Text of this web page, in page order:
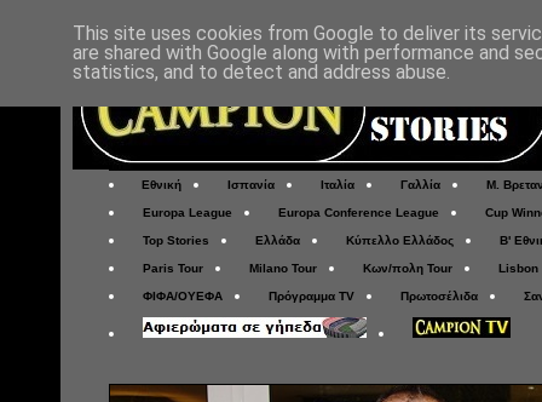
Εθνική Ισπανία Ιταλία Γαλλία Μ.
Europa League Europa Conference League Cup
Top Stories Ελλάδα Κύπελλο Ελλάδος Β'
Paris Tour Milano Tour Κων/πολη Tour Lisbon
ΦΙΦΑ/ΟΥΕΦΑ Πρόγραμμα TV Πρωτοσέλιδα
This site uses cookies from Google to deliver its
are shared with Google along with performance and
statistics, and to detect and address abuse.